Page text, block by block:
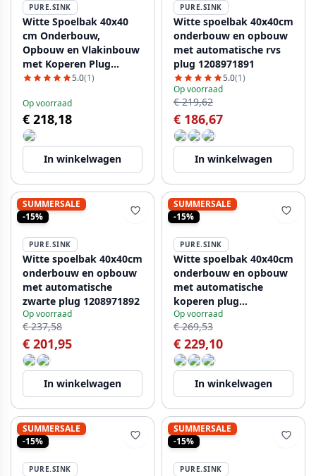
PURE.SINK
Witte Spoelbak 40x40
cm Onderbouw,
Opbouw en Vlakinbouw
met Koperen Plug
12089705385.0(1)
Op voorraad
€ 218,18
In winkelwagen
PURE.SINK
Witte spoelbak 40x40cm
onderbouw en opbouw
met automatische rvs
plug 1208971891
5.0(1)
Op voorraad
€ 219,62
€ 186,67
In winkelwagen
SUMMERSALE
-15%
PURE.SINK
Witte spoelbak 40x40cm
onderbouw en opbouw
met automatische
zwarte plug 1208971892
Op voorraad
€ 237,58
€ 201,95
In winkelwagen
SUMMERSALE
-15%
PURE.SINK
Witte spoelbak 40x40cm
onderbouw en opbouw
met automatische
koperen plug
1208971893
Op voorraad
€ 269,53
€ 229,10
In winkelwagen
SUMMERSALE
-15%
PURE.SINK
SUMMERSALE
-15%
PURE.SINK